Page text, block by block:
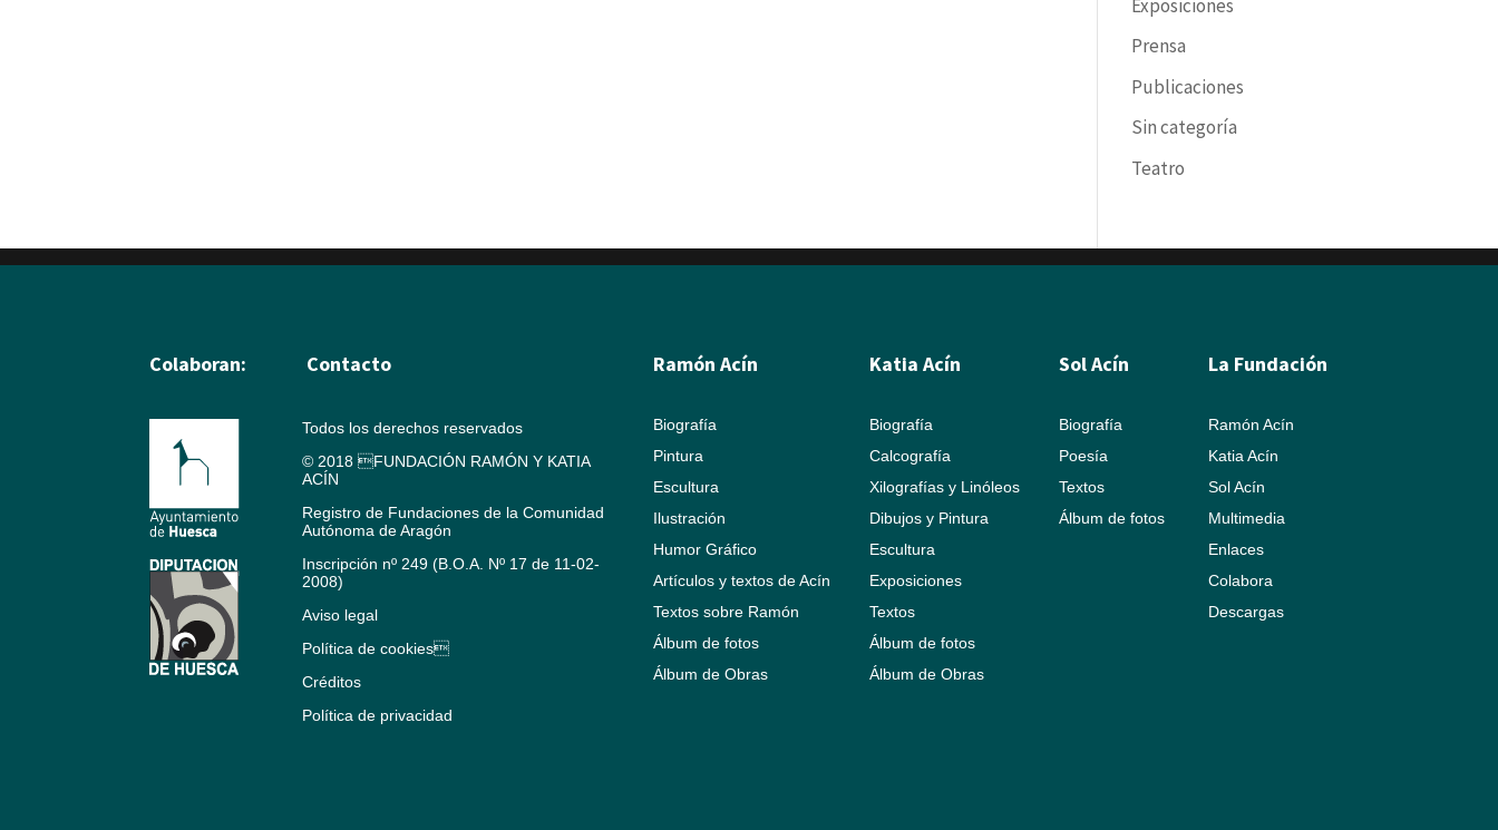
Exposiciones
Prensa
Publicaciones
Sin categoría
Teatro
Colaboran: Contacto
Todos los derechos reservados
© 2018 FUNDACIÓN RAMÓN Y KATIA
ACÍN
Registro de Fundaciones de la Comunidad
Autónoma de Aragón
Inscripción nº 249 (B.O.A. Nº 17 de 11-02-
2008)
Aviso legal
Política de cookies
Créditos
Política de privacidad
Ramón Acín
Biografía
Pintura
Escultura
Ilustración
Humor Gráfico
Artículos y textos de Acín
Textos sobre Ramón
Álbum de fotos
Álbum de Obras
Katia Acín
Biografía
Calcografía
Xilografías y Linóleos
Dibujos y Pintura
Escultura
Exposiciones
Textos
Álbum de fotos
Álbum de Obras
Sol Acín
Biografía
Poesía
Textos
Álbum de fotos
La Fundación
Ramón Acín
Katia Acín
Sol Acín
Multimedia
Enlaces
Colabora
Descargas